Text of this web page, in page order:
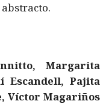
Margarita
Escandell, Pajita
Víctor Magariños